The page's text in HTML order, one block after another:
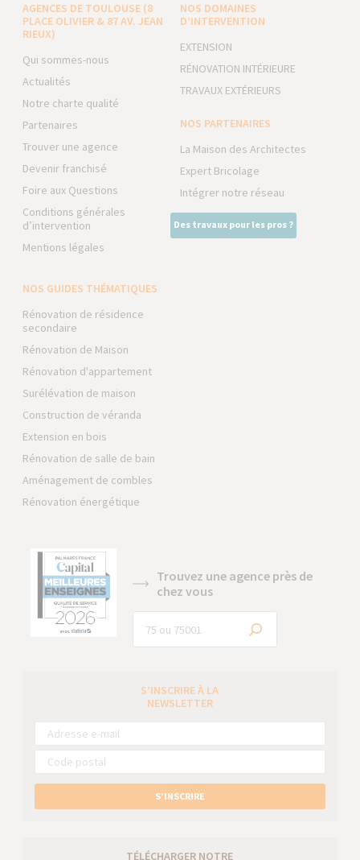
AGENCES DE TOULOUSE (8
PLACE OLIVIER & 87 AV. JEAN
RIEUX)
Qui sommes-nous
Actualités
Notre charte qualité
Partenaires
Trouver une agence
Devenir franchisé
Foire aux Questions
Conditions générales
d’intervention
Mentions légales
NOS DOMAINES
D’INTERVENTION
EXTENSION
RÉNOVATION INTÉRIEURE
TRAVAUX EXTÉRIEURS
NOS PARTENAIRES
La Maison des Architectes
Expert Bricolage
Intégrer notre réseau
Des travaux pour les pros ?
NOS GUIDES THÉMATIQUES
Rénovation de résidence
secondaire
Rénovation de Maison
Rénovation d'appartement
Surélévation de maison
Construction de véranda
Extension en bois
Rénovation de salle de bain
Aménagement de combles
Rénovation énergétique
Trouvez une agence près de
chez vous
S’INSCRIRE À LA
NEWSLETTER
S’INSCRIRE
TÉLÉCHARGER NOTRE